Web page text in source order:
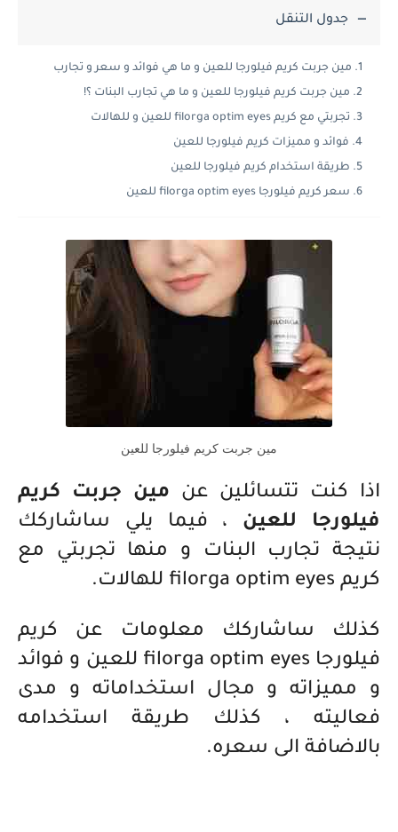
جدول التنقل
مين جربت كريم فيلورجا للعين و ما هي فوائد و سعر و تجارب
مين جربت كريم فيلورجا للعين و ما هي تجارب البنات ؟!
تجربتي مع كريم filorga optim eyes للعين و للهالات
فوائد و مميزات كريم فيلورجا للعين
طريقة استخدام كريم فيلورجا للعين
سعر كريم فيلورجا filorga optim eyes للعين
مين جربت كريم فيلورجا للعين
اذا كنت تتسائلين عن مين جربت كريم
فيلورجا للعين ، فيما يلي ساشاركك
نتيجة تجارب البنات و منها تجربتي مع
كريم filorga optim eyes للهالات.
كذلك ساشاركك معلومات عن كريم
فيلورجا filorga optim eyes للعين و فوائد
و مميزاته و مجال استخداماته و مدى
فعاليته ، كذلك طريقة استخدامه
بالاضافة الى سعره.